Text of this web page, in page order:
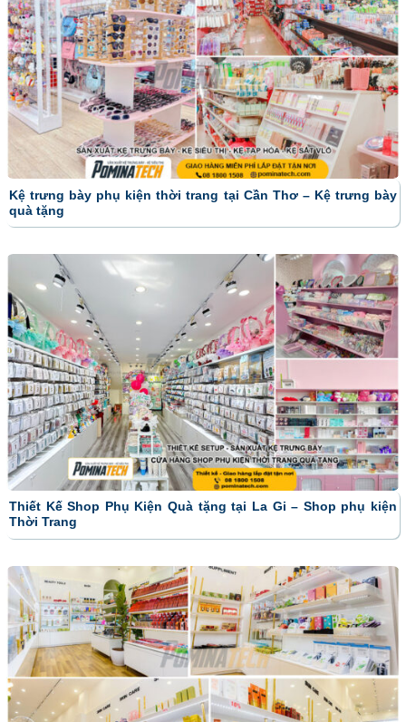
Kệ trưng bày phụ kiện thời trang tại Cần Thơ – Kệ trưng bày
quà tặng
Thiết Kế Shop Phụ Kiện Quà tặng tại La Gi – Shop phụ kiện
Thời Trang